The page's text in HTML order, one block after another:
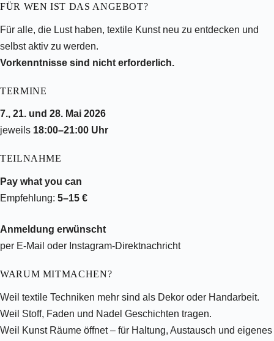
FÜR WEN IST DAS ANGEBOT?
Für alle, die Lust haben, textile Kunst neu zu entdecken und
selbst aktiv zu werden.
Vorkenntnisse sind nicht erforderlich.
TERMINE
7., 21. und 28. Mai 2026
jeweils 18:00–21:00 Uhr
TEILNAHME
Pay what you can
Empfehlung: 5–15 €
Anmeldung erwünscht
per E-Mail oder Instagram-Direktnachricht
WARUM MITMACHEN?
Weil textile Techniken mehr sind als Dekor oder Handarbeit.
Weil Stoff, Faden und Nadel Geschichten tragen.
Weil Kunst Räume öffnet – für Haltung, Austausch und eigenes